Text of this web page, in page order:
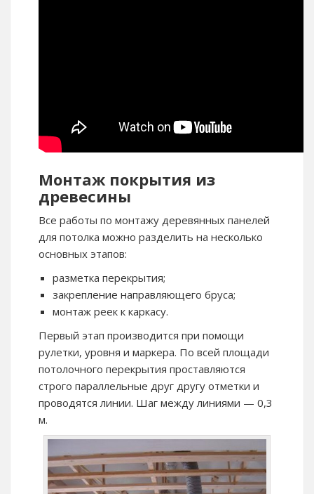
Монтаж покрытия из
древесины
Все работы по монтажу деревянных панелей
для потолка можно разделить на несколько
основных этапов:
разметка перекрытия;
закрепление направляющего бруса;
монтаж реек к каркасу.
Первый этап производится при помощи
рулетки, уровня и маркера. По всей площади
потолочного перекрытия проставляются
строго параллельные друг другу отметки и
проводятся линии. Шаг между линиями — 0,3
м.